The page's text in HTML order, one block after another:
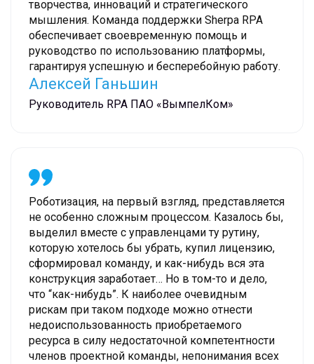
творчества, инноваций и стратегического
мышления. Команда поддержки Sherpa RPA
обеспечивает своевременную помощь и
руководство по использованию платформы,
гарантируя успешную и бесперебойную работу.
Алексей Ганьшин
Руководитель RPA ПАО «ВымпелКом»
Роботизация, на первый взгляд, представляется
не особенно сложным процессом. Казалось бы,
выделил вместе с управленцами ту рутину,
которую хотелось бы убрать, купил лицензию,
сформировал команду, и как-нибудь вся эта
конструкция заработает… Но в том-то и дело,
что “как-нибудь”. К наиболее очевидным
рискам при таком подходе можно отнести
недоиспользованность приобретаемого
ресурса в силу недостаточной компетентности
членов проектной команды, непонимания всех